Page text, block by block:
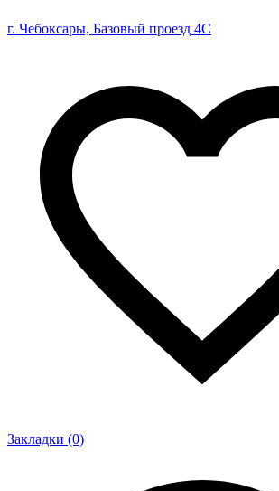
г. Чебоксары, Базовый проезд 4С
Закладки (0)